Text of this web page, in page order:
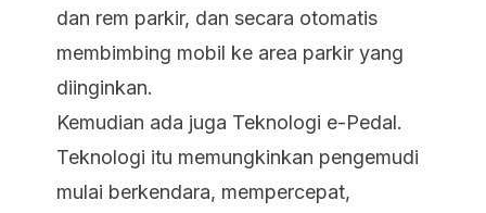
dan rem parkir, dan secara otomatis
membimbing mobil ke area parkir yang
diinginkan.
Kemudian ada juga Teknologi e-Pedal.
Teknologi itu memungkinkan pengemudi
mulai berkendara, mempercepat,